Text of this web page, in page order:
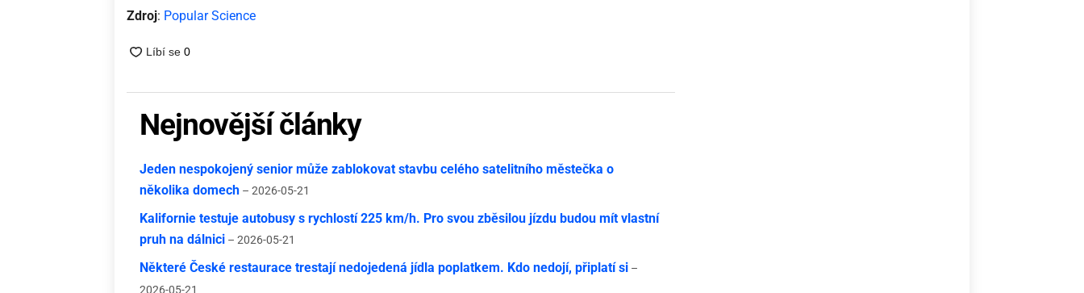
Zdroj: Popular Science
Nejnovější články
Jeden nespokojený senior může zablokovat stavbu celého satelitního městečka o
několika domech – 2026-05-21
Kalifornie testuje autobusy s rychlostí 225 km/h. Pro svou zběsilou jízdu budou mít vlastní
pruh na dálnici – 2026-05-21
Některé České restaurace trestají nedojedená jídla poplatkem. Kdo nedojí, připlatí si –
2026-05-21